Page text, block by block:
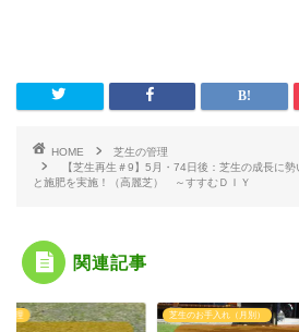
HOME
芝生の管理
【芝生再生＃9】5月・74日後：芝生の成長に
と施肥を実施！（高麗芝） ～すすむＤＩＹ
関連記事
お手入れ（月別） 芝生のお手入れ（月別）